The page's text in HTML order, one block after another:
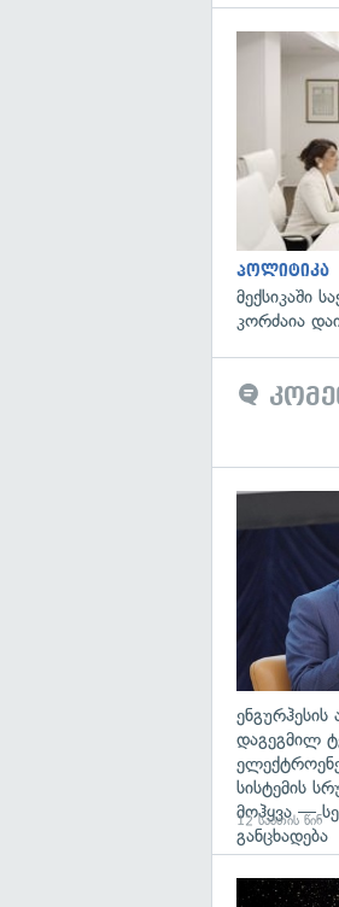
პოლიტიკა
მექსიკაში
კორძაია
ენგურჰესის
დაგეგმილ
სისტემის
მოჰყვა —
განცხადება
12 საათის წინ